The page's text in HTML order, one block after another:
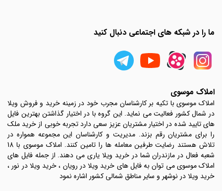
ما را در شبکه های اجتماعی دنبال کنید
املاک موسوی
املاک موسوی با تکیه بر کارشناسان مجرب خود در زمینه خرید و فروش ویلا
در شمال کشور فعالیت می نماید. این گروه با در اختیار گذاشتن بهترین فایل
های تایید شده در اختیار مشتریان عزیز سعی دارد تجربه خوبی از خرید ملک
را برای مشتریان رقم بزند. مدیریت و کارشناسان این مجموعه همواره در
تلاش هستند رضایت طرفین معامله ها را تامین کنند. املاک موسوی با 18
شعبه فعال در مازندران شما در خرید ویلا یاری می دهند. از جمله فایل های
املاک موسوی می توان به فایل های خرید ویلا در رویان ، خرید ویلا در نور ،
خرید ویلا در نوشهر و سایر مناطق شمالی کشور اشاره نمود